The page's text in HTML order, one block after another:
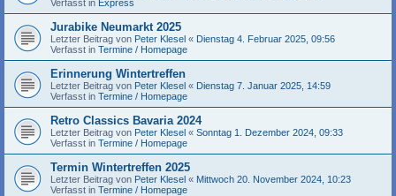
Verfasst in Express
Jurabike Neumarkt 2025
Letzter Beitrag von Peter Klesel « Dienstag 4. Februar 2025, 09:56
Verfasst in Termine / Homepage
Erinnerung Wintertreffen
Letzter Beitrag von Peter Klesel « Dienstag 7. Januar 2025, 14:59
Verfasst in Termine / Homepage
Retro Classics Bavaria 2024
Letzter Beitrag von Peter Klesel « Sonntag 1. Dezember 2024, 09:33
Verfasst in Termine / Homepage
Termin Wintertreffen 2025
Letzter Beitrag von Peter Klesel « Mittwoch 20. November 2024, 10:23
Verfasst in Termine / Homepage